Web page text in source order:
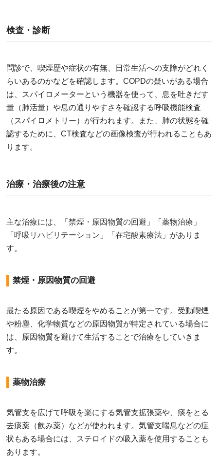
検査・診断
問診で、喫煙歴や症状の有無、日常生活への支障がどれく
らいあるのかなどを確認します。COPDの疑いがある場合
は、スパイロメーターという機器を使って、息を吐きだす
量（肺活量）や息の通りやすさを確認する呼吸機能検査
（スパイロメトリー）が行われます。また、肺の状態を確
認するために、CT検査などの画像検査が行われることもあ
ります。
治療・治療後の注意
主な治療には、「禁煙・原因物質の回避」「薬物治療」
「呼吸リハビリテーション」「在宅酸素療法」がありま
す。
禁煙・原因物質の回避
最たる原因である喫煙をやめることが第一です。受動喫煙
や粉塵、化学物質などの原因物質が特定されている場合に
は、原因物質を避けて生活することで治療をしていきま
す。
薬物治療
気管支を広げて呼吸を楽にする気管支拡張薬や、痰をとる
去痰薬（飲み薬）などが使われます。気管支喘息などの症
状もある場合には、ステロイドの吸入薬を使用することも
あります。